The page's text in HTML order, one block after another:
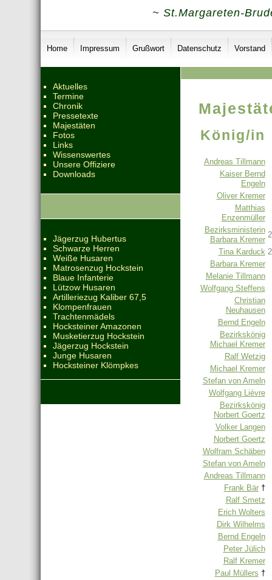
~ St.Margareten-
Home Impressum Grußwort Datenschutz Vorstand
Aktuelles
Termine
Chronik
Pressetexte
Majestäten
Fotos
Links
Wissenswertes
Unsere Offiziere
Downloads
Jägerzug Hubertus
Schwarze Herren
Weiße Husaren
Matrosenzug Hockstein
Blaue Infanterie
Lützow Husaren
Artilleriezug Kaliber 67,5
Klompenfrauen
Trachtenmädels
Hocksteiner Amazonen
Musketierzug Hockstein
Jägerzug Hockstein
Junge Husaren
Hocksteiner Klömpkes
König/in
Andreas Tillmann
Kaiser Bernd
Engeln
Oliver Kremer
Matthias
Enzenmüller
Bezirksministerin
Barbara Kremer
Tina Karduck
Barbara Kremer
Melanie Tillmann
Wolfgang Steffens
Christian
Neuhausen
Bernd Engeln
Bezirkskönig
Michael Kremer
Ralf Wetzig
Michael Kremer
Stefan von Ameln
Wolfgang Liévre
Bezirkskönig
Norbert Goertz
Volker Langen
Norbert Goertz
Wolfram Schäben
Stefan von Ameln
Andreas Tillmann
Frank Bär†
Ralf Smetz
Erich Wolters
Dirk Wilhelms
Bernd Engeln
Peter Jülich
Ralf Kremer
Paul Müllers †